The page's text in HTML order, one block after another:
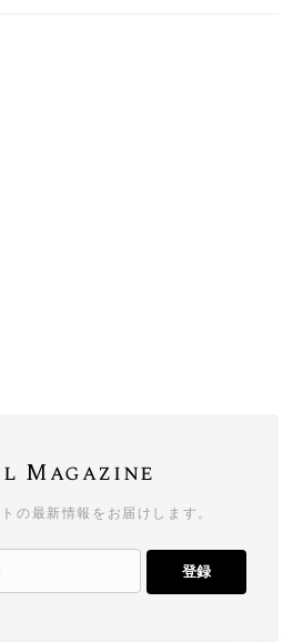
Magazine
の最新情報をお届けします。
登録